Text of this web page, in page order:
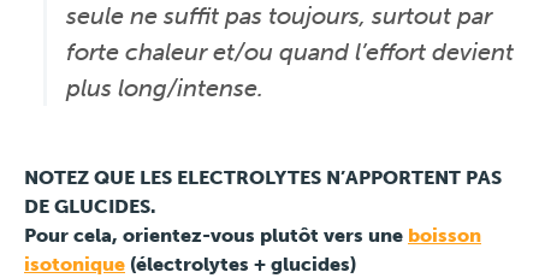
seule ne suffit pas toujours, surtout par
forte chaleur et/ou quand l’effort devient
plus long/intense.
NOTEZ QUE LES ELECTROLYTES N’APPORTENT PAS
DE GLUCIDES.
Pour cela, orientez-vous plutôt vers une boisson
isotonique (électrolytes + glucides)